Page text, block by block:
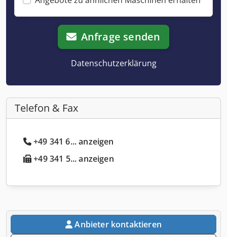
Anfrage senden
Datenschutzerklärung
Telefon & Fax
+49 341 6... anzeigen
+49 341 5... anzeigen
Anbieter kontaktieren